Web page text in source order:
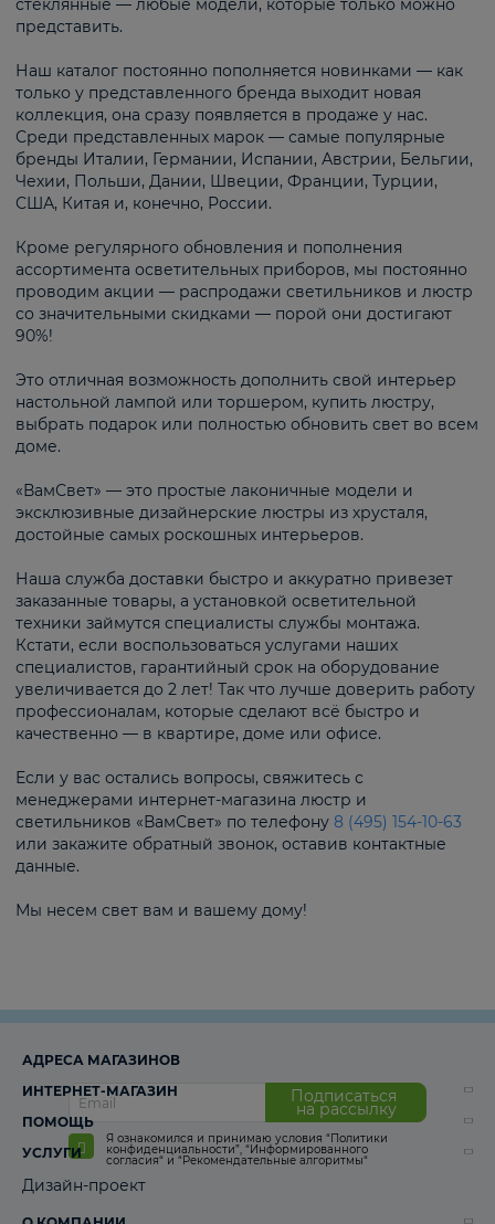
стеклянные — любые модели, которые только можно
представить.
Наш каталог постоянно пополняется новинками — как
только у представленного бренда выходит новая
коллекция, она сразу появляется в продаже у нас.
Среди представленных марок — самые популярные
бренды Италии, Германии, Испании, Австрии, Бельгии,
Чехии, Польши, Дании, Швеции, Франции, Турции,
США, Китая и, конечно, России.
Кроме регулярного обновления и пополнения
ассортимента осветительных приборов, мы постоянно
проводим акции — распродажи светильников и люстр
со значительными скидками — порой они достигают
90%!
Это отличная возможность дополнить свой интерьер
настольной лампой или торшером, купить люстру,
выбрать подарок или полностью обновить свет во всем
доме.
«ВамСвет» — это простые лаконичные модели и
эксклюзивные дизайнерские люстры из хрусталя,
достойные самых роскошных интерьеров.
Наша служба доставки быстро и аккуратно привезет
заказанные товары, а установкой осветительной
техники займутся специалисты службы монтажа.
Кстати, если воспользоваться услугами наших
специалистов, гарантийный срок на оборудование
увеличивается до 2 лет! Так что лучше доверить работу
профессионалам, которые сделают всё быстро и
качественно — в квартире, доме или офисе.
Если у вас остались вопросы, свяжитесь с
менеджерами интернет-магазина люстр и
светильников «ВамСвет» по телефону 8 (495) 154-10-63
или закажите обратный звонок, оставив контактные
данные.
Мы несем свет вам и вашему дому!
Подписаться
на рассылку
Я ознакомился и принимаю условия “Политики
конфиденциальности”, “Информированного
согласия“ и “Рекомендательные алгоритмы“
АДРЕСА МАГАЗИНОВ
ИНТЕРНЕТ-МАГАЗИН
ПОМОЩЬ
УСЛУГИ
Дизайн-проект